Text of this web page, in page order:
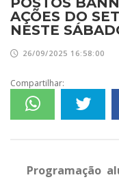
AÇÕES DO
NESTE
26/09/2025 16:58:00
Compartilhar:
Programação